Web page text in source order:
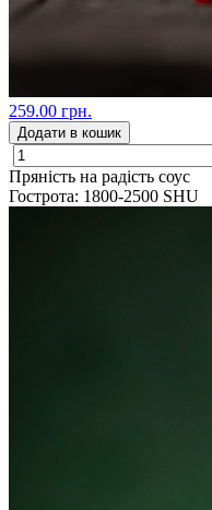
259.00 грн.
Додати в кошик
Пряність на радість соус
Гострота: 1800-2500 SHU